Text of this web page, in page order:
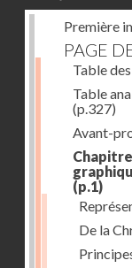
Première
PAGE
Table
Table
(p.327)
Avant-
(p.1)
De la